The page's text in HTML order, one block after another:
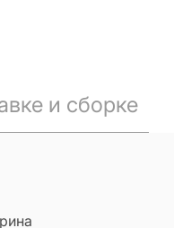
и сборке